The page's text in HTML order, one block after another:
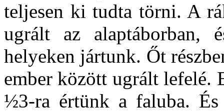
teljesen ki tudta törni. A
ugrált az alaptáborban,
helyeken jártunk. Őt
ember között ugrált lefelé.
½3-ra értünk a faluba.